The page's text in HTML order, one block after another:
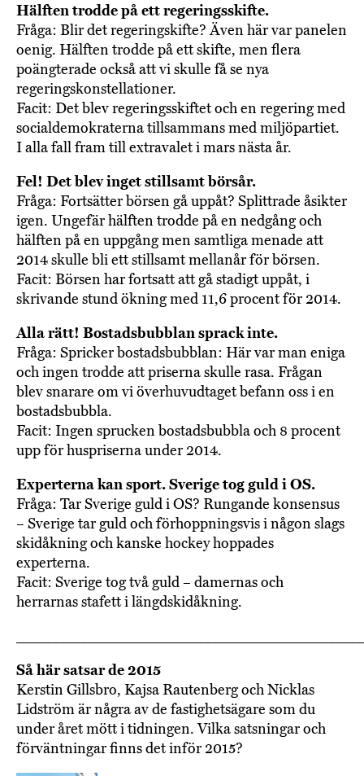
Hälften trodde på ett regeringsskifte.
Fråga: Blir det regeringskifte? Även här var panelen
oenig. Hälften trodde på ett skifte, men flera
poängterade också att vi skulle få se nya
regeringskonstellationer.
Facit: Det blev regeringsskiftet och en regering med
socialdemokraterna tillsammans med miljöpartiet.
I alla fall fram till extravalet i mars nästa år.
Fel! Det blev inget stillsamt börsår.
Fråga: Fortsätter börsen gå uppåt? Splittrade åsikter
igen. Ungefär hälften trodde på en nedgång och
hälften på en uppgång men samtliga menade att
2014 skulle bli ett stillsamt mellanår för börsen.
Facit: Börsen har fortsatt att gå stadigt uppåt, i
skrivande stund ökning med 11,6 procent för 2014.
Alla rätt! Bostadsbubblan sprack inte.
Fråga: Spricker bostadsbubblan: Här var man eniga
och ingen trodde att priserna skulle rasa. Frågan
blev snarare om vi överhuvudtaget befann oss i en
bostadsbubbla.
Facit: Ingen sprucken bostadsbubbla och 8 procent
upp för huspriserna under 2014.
Experterna kan sport. Sverige tog guld i OS.
Fråga: Tar Sverige guld i OS? Rungande konsensus
– Sverige tar guld och förhoppningsvis i någon slags
skidåkning och kanske hockey hoppades
experterna.
Facit: Sverige tog två guld – damernas och
herrarnas stafett i längdskidåkning.
Så här satsar de 2015
Kerstin Gillsbro, Kajsa Rautenberg och Nicklas
Lidström är några av de fastighetsägare som du
under året mött i tidningen. Vilka satsningar och
förväntningar finns det inför 2015?